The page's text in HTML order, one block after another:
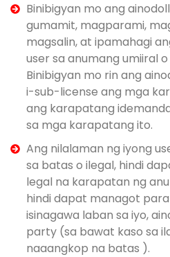
Binibigyan mo ang
gumamit, magparami,
magsalin, at ipamahagi
user sa anumang umiiral
Binibigyan mo rin ang
i-sub-license ang mga
ang karapatang
sa mga karapatang ito.
Ang nilalaman ng iyong
sa batas o ilegal, hindi
legal na karapatan ng
hindi dapat managot
isinagawa laban sa iyo,
party (sa bawat kaso sa
naaangkop na batas ).